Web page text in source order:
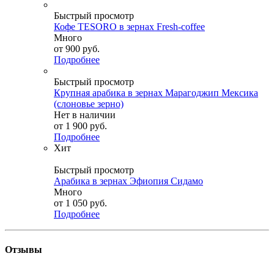
Быстрый просмотр
Кофе TESORO в зернах Fresh-coffee
Много
от 900 руб.
Подробнее
Быстрый просмотр
Крупная арабика в зернах Марагоджип Мексика
(слоновье зерно)
Нет в наличии
от 1 900 руб.
Подробнее
Хит
Быстрый просмотр
Арабика в зернах Эфиопия Сидамо
Много
от 1 050 руб.
Подробнее
Отзывы